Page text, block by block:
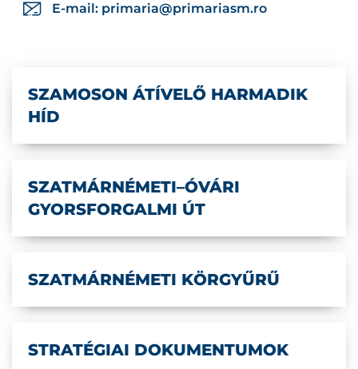
E-mail: primaria@primariasm.ro
SZAMOSON ÁTÍVELŐ HARMADIK
HÍD
SZATMÁRNÉMETI–ÓVÁRI
GYORSFORGALMI ÚT
SZATMÁRNÉMETI KÖRGYŰRŰ
STRATÉGIAI DOKUMENTUMOK